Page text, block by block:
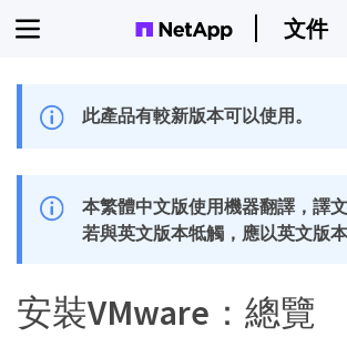
文件
此產品有較新版本可以使用。
本繁體中文版使用機器翻譯，譯
若與英文版本牴觸，應以英文版本
安裝VMware：總覽